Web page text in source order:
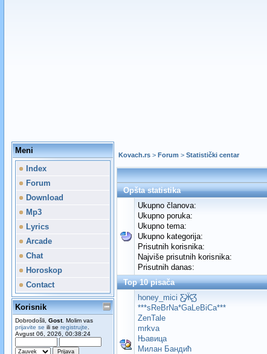
Meni
Index
Forum
Download
Mp3
Lyrics
Arcade
Chat
Horoskop
Contact
Korisnik
Dobrodošli, Gost. Molim vas
prijavite se ili se registrujte
Avgust 06, 2026, 00:38:24
Kovach.rs> Forum > Statistički centar
Opšta statistika
Ukupno članova:
Ukupno poruka:
Ukupno tema:
Ukupno kategorija:
Prisutnih korisnika:
Najviše prisutnih korisnika:
Prisutnih danas:
Top 10 pisača
honey_mici Ƹ̵̡Ӝ̵̨̄Ʒ
***sReBrNa*GaLeBiCa***
ZenTale
mrkva
Њавица
Милан Бандић